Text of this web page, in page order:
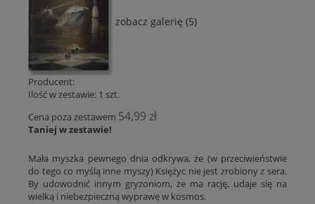
zobacz galerię (5)
Producent:
Ilość w zestawie: 1 szt.
Cena poza zestawem 54,99 zł
Taniej w zestawie!
Mała myszka pewnego dnia odkrywa, że (w przeciwieństwie
do tego co myślą inne myszy) Księżyc nie jest zrobiony z sera.
By udowodnić innym gryzoniom, że ma rację, udaje się na
wielką i niebezpieczną wyprawę w kosmos.